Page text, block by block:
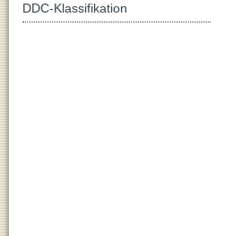
DDC-Klassifikation